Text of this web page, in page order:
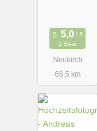
2 Bew.
Neukirch
66.5 km